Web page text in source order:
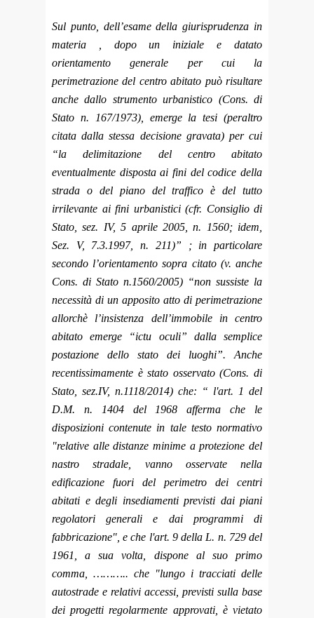
Sul punto, dell’esame della giurisprudenza in
materia , dopo un iniziale e datato
orientamento generale per cui la
perimetrazione del centro abitato può risultare
anche dallo strumento urbanistico (Cons. di
Stato n. 167/1973), emerge la tesi (peraltro
citata dalla stessa decisione gravata) per cui
“la delimitazione del centro abitato
eventualmente disposta ai fini del codice della
strada o del piano del traffico è del tutto
irrilevante ai fini urbanistici (cfr. Consiglio di
Stato, sez. IV, 5 aprile 2005, n. 1560; idem,
Sez. V, 7.3.1997, n. 211)” ; in particolare
secondo l’orientamento sopra citato (v. anche
Cons. di Stato n.1560/2005) “non sussiste la
necessità di un apposito atto di perimetrazione
allorchè l’insistenza dell’immobile in centro
abitato emerge “ictu oculi” dalla semplice
postazione dello stato dei luoghi”. Anche
recentissimamente è stato osservato (Cons. di
Stato, sez.IV, n.1118/2014) che: “ l'art. 1 del
D.M. n. 1404 del 1968 afferma che le
disposizioni contenute in tale testo normativo
"relative alle distanze minime a protezione del
nastro stradale, vanno osservate nella
edificazione fuori del perimetro dei centri
abitati e degli insediamenti previsti dai piani
regolatori generali e dai programmi di
fabbricazione", e che l'art. 9 della L. n. 729 del
1961, a sua volta, dispone al suo primo
comma, ……….. che "lungo i tracciati delle
autostrade e relativi accessi, previsti sulla base
dei progetti regolarmente approvati, è vietato